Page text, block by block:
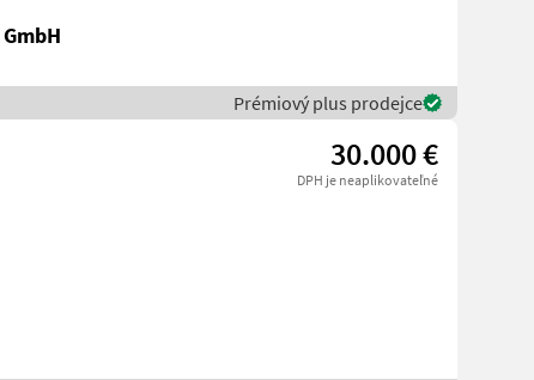
Prémiový plus prodejce
30.000 €
DPH je neaplikovateľné